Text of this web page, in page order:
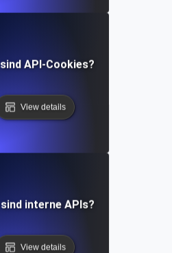
API-Cookies?
View details
interne APIs?
View details